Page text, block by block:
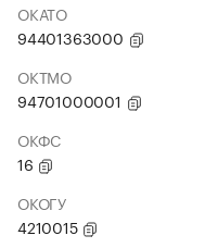
ОКАТО
94401363000
ОКТМО
94701000001
ОКФС
16
ОКОГУ
4210015